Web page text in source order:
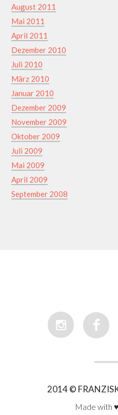
August 2011
Mai 2011
April 2011
Dezember 2010
Juli 2010
März 2010
Januar 2010
Dezember 2009
November 2009
Oktober 2009
Juli 2009
Mai 2009
April 2009
September 2008
I F
2014 ©
Made with